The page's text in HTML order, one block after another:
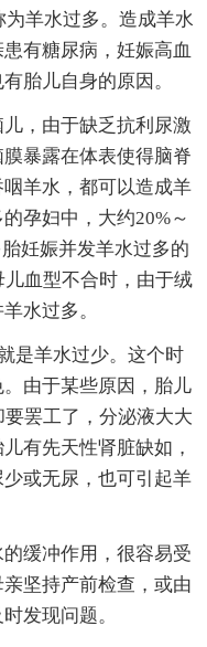
羊水过多。造成羊水
有糖尿病，妊娠高血
胎儿自身的原因。
，由于缺乏抗利尿激
暴露在体表使得脑脊
羊水，都可以造成羊
孕妇中，大约20%～
妊娠并发羊水过多的
血型不合时，由于绒
水过多。
是羊水过少。这个时
由于某些原因，胎儿
罢工了，分泌液大大
有先天性肾脏缺如，
或无尿，也可引起羊
缓冲作用，很容易受
坚持产前检查，或由
发现问题。